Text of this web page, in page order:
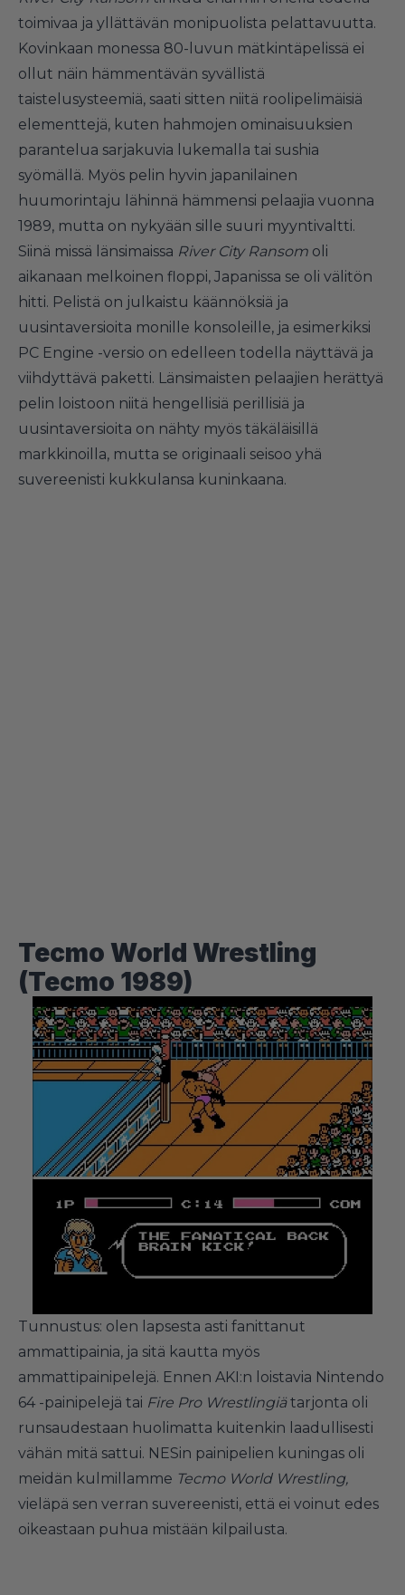
toimivaa ja yllättävän monipuolista pelattavuutta.
Kovinkaan monessa 80-luvun mätkintäpelissä ei
ollut näin hämmentävän syvällistä
taistelusysteemiä, saati sitten niitä roolipelimäisiä
elementtejä, kuten hahmojen ominaisuuksien
parantelua sarjakuvia lukemalla tai sushia
syömällä. Myös pelin hyvin japanilainen
huumorintaju lähinnä hämmensi pelaajia vuonna
1989, mutta on nykyään sille suuri myyntivaltti.
Siinä missä länsimaissa River City Ransom oli
aikanaan melkoinen floppi, Japanissa se oli välitön
hitti. Pelistä on julkaistu käännöksiä ja
uusintaversioita monille konsoleille, ja esimerkiksi
PC Engine -versio on edelleen todella näyttävä ja
viihdyttävä paketti. Länsimaisten pelaajien herättyä
pelin loistoon niitä hengellisiä perillisiä ja
uusintaversioita on nähty myös täkäläisillä
markkinoilla, mutta se originaali seisoo yhä
suvereenisti kukkulansa kuninkaana.
Tecmo World Wrestling
(Tecmo 1989)
Tunnustus: olen lapsesta asti fanittanut
ammattipainia, ja sitä kautta myös
ammattipainipelejä. Ennen AKI:n loistavia Nintendo
64 -painipelejä tai Fire Pro Wrestlingiätarjonta oli
runsaudestaan huolimatta kuitenkin laadullisesti
vähän mitä sattui. NESin painipelien kuningas oli
meidän kulmillamme Tecmo World Wrestling,
vieläpä sen verran suvereenisti, että ei voinut edes
oikeastaan puhua mistään kilpailusta.